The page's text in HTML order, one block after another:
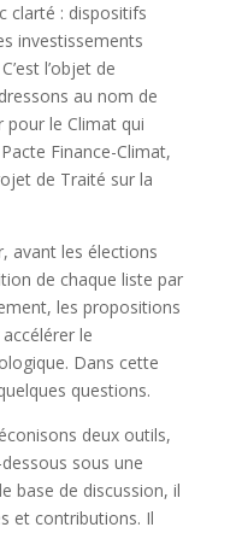
clarté : dispositifs
investissements
l’objet de
au nom de
pour le Climat qui
Finance-Climat,
de Traité sur la
avant les élections
de chaque liste par
les propositions
le
Dans cette
questions.
deux outils,
sous une
base de discussion, il
et contributions. Il